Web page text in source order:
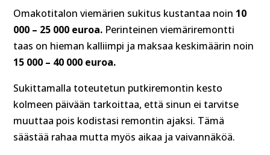
Omakotitalon viemärien sukitus kustantaa noin 10
000 – 25 000 euroa. Perinteinen viemäriremontti
taas on hieman kalliimpi ja maksaa keskimäärin noin
15 000 – 40 000 euroa.
Sukittamalla toteutetun putkiremontin kesto
kolmeen päivään tarkoittaa, että sinun ei tarvitse
muuttaa pois kodistasi remontin ajaksi. Tämä
säästää rahaa mutta myös aikaa ja vaivannäköä.